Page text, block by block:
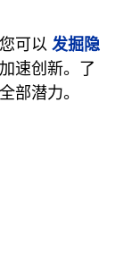
可以 发掘隐
速创新。了
部潜力。